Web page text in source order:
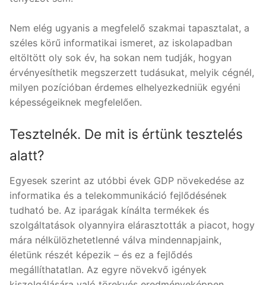
Nem elég ugyanis a megfelelő szakmai tapasztalat, a
széles körű informatikai ismeret, az iskolapadban
eltöltött oly sok év, ha sokan nem tudják, hogyan
érvényesíthetik megszerzett tudásukat, melyik cégnél,
milyen pozícióban érdemes elhelyezkedniük egyéni
képességeiknek megfelelően.
Tesztelnék. De mit is értünk tesztelés
alatt?
Egyesek szerint az utóbbi évek GDP növekedése az
informatika és a telekommunikáció fejlődésének
tudható be. Az iparágak kínálta termékek és
szolgáltatások olyannyira elárasztották a piacot, hogy
mára nélkülözhetetlenné válva mindennapjaink,
életünk részét képezik – és ez a fejlődés
megállíthatatlan. Az egyre növekvő igények